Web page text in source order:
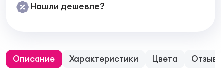
Нашли дешевле?
Описание Характеристики Цвета